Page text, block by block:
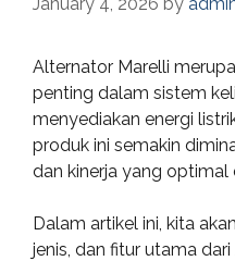
Alternator Marelli
penting dalam sistem
menyediakan energi
produk ini semakin
dan kinerja yang optimal
Dalam artikel ini, kita
jenis, dan fitur utama